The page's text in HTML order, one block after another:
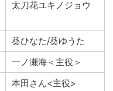
太刀花ユキノジョウ
葵ひなた/葵ゆうた
一ノ瀬海＜主役＞
本田さん<主役>